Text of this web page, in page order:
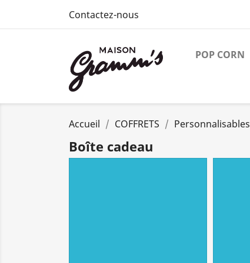
Contactez-nous
POP CORN
Accueil COFFRETS Personnalisables
Boîte cadeau